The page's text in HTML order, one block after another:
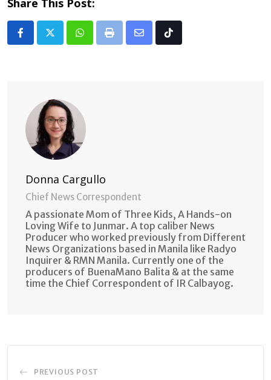
Whatsapp
Print
Share Tiktok
Donna Cargullo
Chief News Correspondent
A passionate Mom of Three Kids, A Hands-on
Loving Wife to Junmar. A top caliber News
Producer who worked previously from Different
News Organizations based in Manila like Radyo
Inquirer & RMN Manila. Currently one of the
producers of BuenaMano Balita & at the same
time the Chief Correspondent of IR Calbayog.
PREVIOUS POST